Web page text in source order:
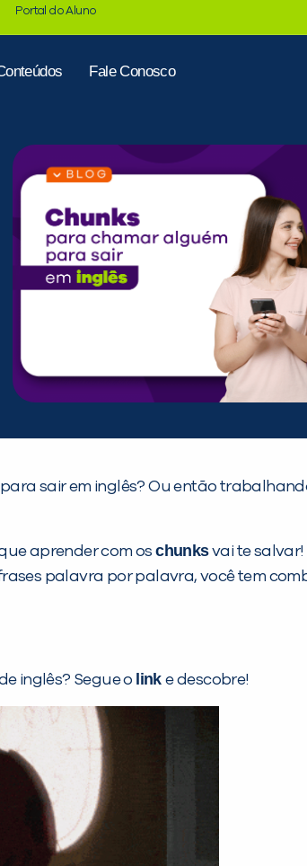
Portal do Aluno
Fale Conosco
sair em inglês? Ou então
aprender com oschunksvai te salvar!
palavra por palavra, você tem
inglês? Segue o linke descobre!